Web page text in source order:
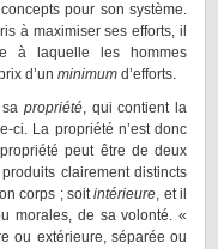
pour son système.
à maximiser ses efforts, il
à laquelle les hommes
d’un minimum d’efforts.
propriété, qui contient la
ci. La propriété n’est donc
peut être de deux
clairement distincts
corps ; soitintérieure, et il
morales, de sa volonté. «
ou extérieure, séparée ou